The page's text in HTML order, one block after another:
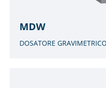
MDW
DOSATORE GRAVIMETRICO